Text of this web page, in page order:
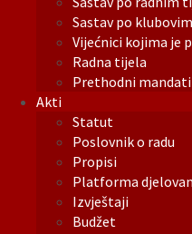
Sastav po
Vijećnici kojima je
Radna tijela
Prethodni mandati
Akti
Statut
Poslovnik o radu
Propisi
Platforma
Izvještaji
Budžet